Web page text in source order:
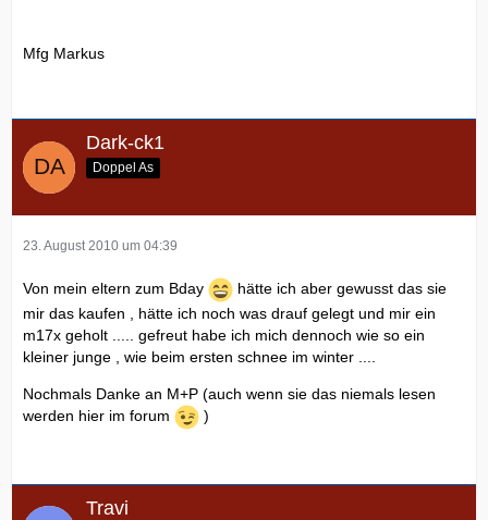
Mfg Markus
Dark-ck1
Doppel As
23. August 2010 um 04:39
Von mein eltern zum Bday
hätte ich aber gewusst das sie
mir das kaufen , hätte ich noch was drauf gelegt und mir ein
m17x geholt ..... gefreut habe ich mich dennoch wie so ein
kleiner junge , wie beim ersten schnee im winter ....
Nochmals Danke an M+P (auch wenn sie das niemals lesen
werden hier im forum
)
Travi